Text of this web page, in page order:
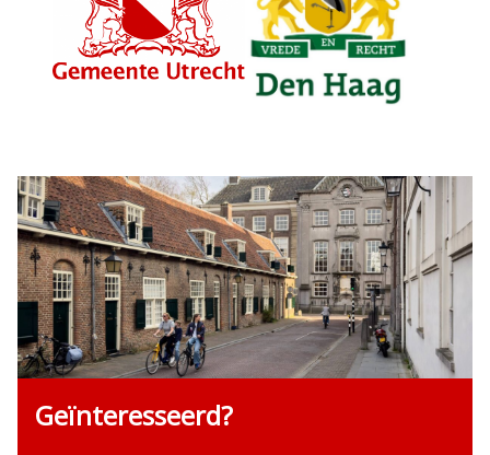
Geïnteresseerd?